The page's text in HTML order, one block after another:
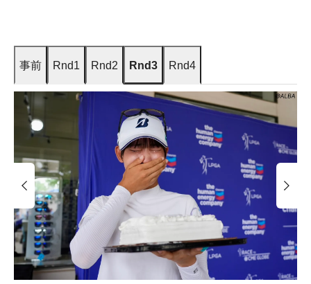
事前 Rnd1 Rnd2 Rnd3 Rnd4